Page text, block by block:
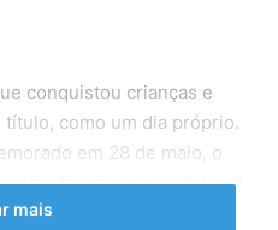
conquistou crianças e
como um dia próprio.
em 28 de maio, o
oferece sua tradicional
(R$43) com cheddar,
mais